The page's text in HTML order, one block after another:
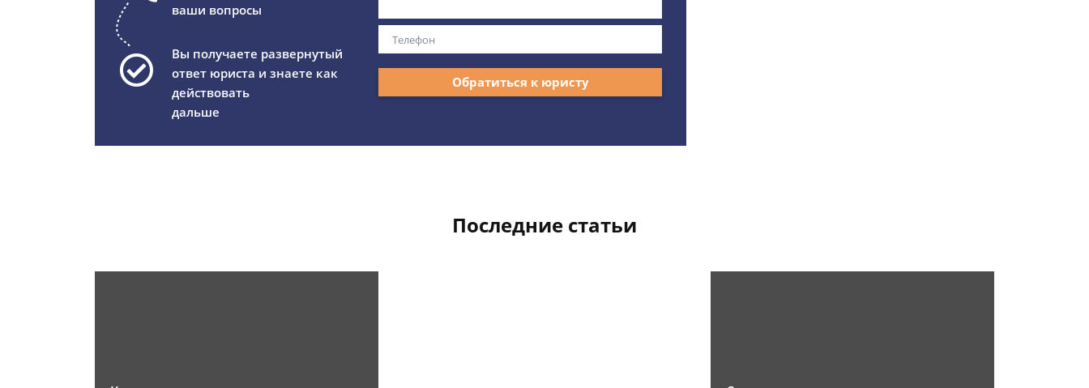
ваши вопросы
Вы получаете развернутый
ответ юриста и знаете как
действовать
дальше
Обратиться к юристу
Последние статьи